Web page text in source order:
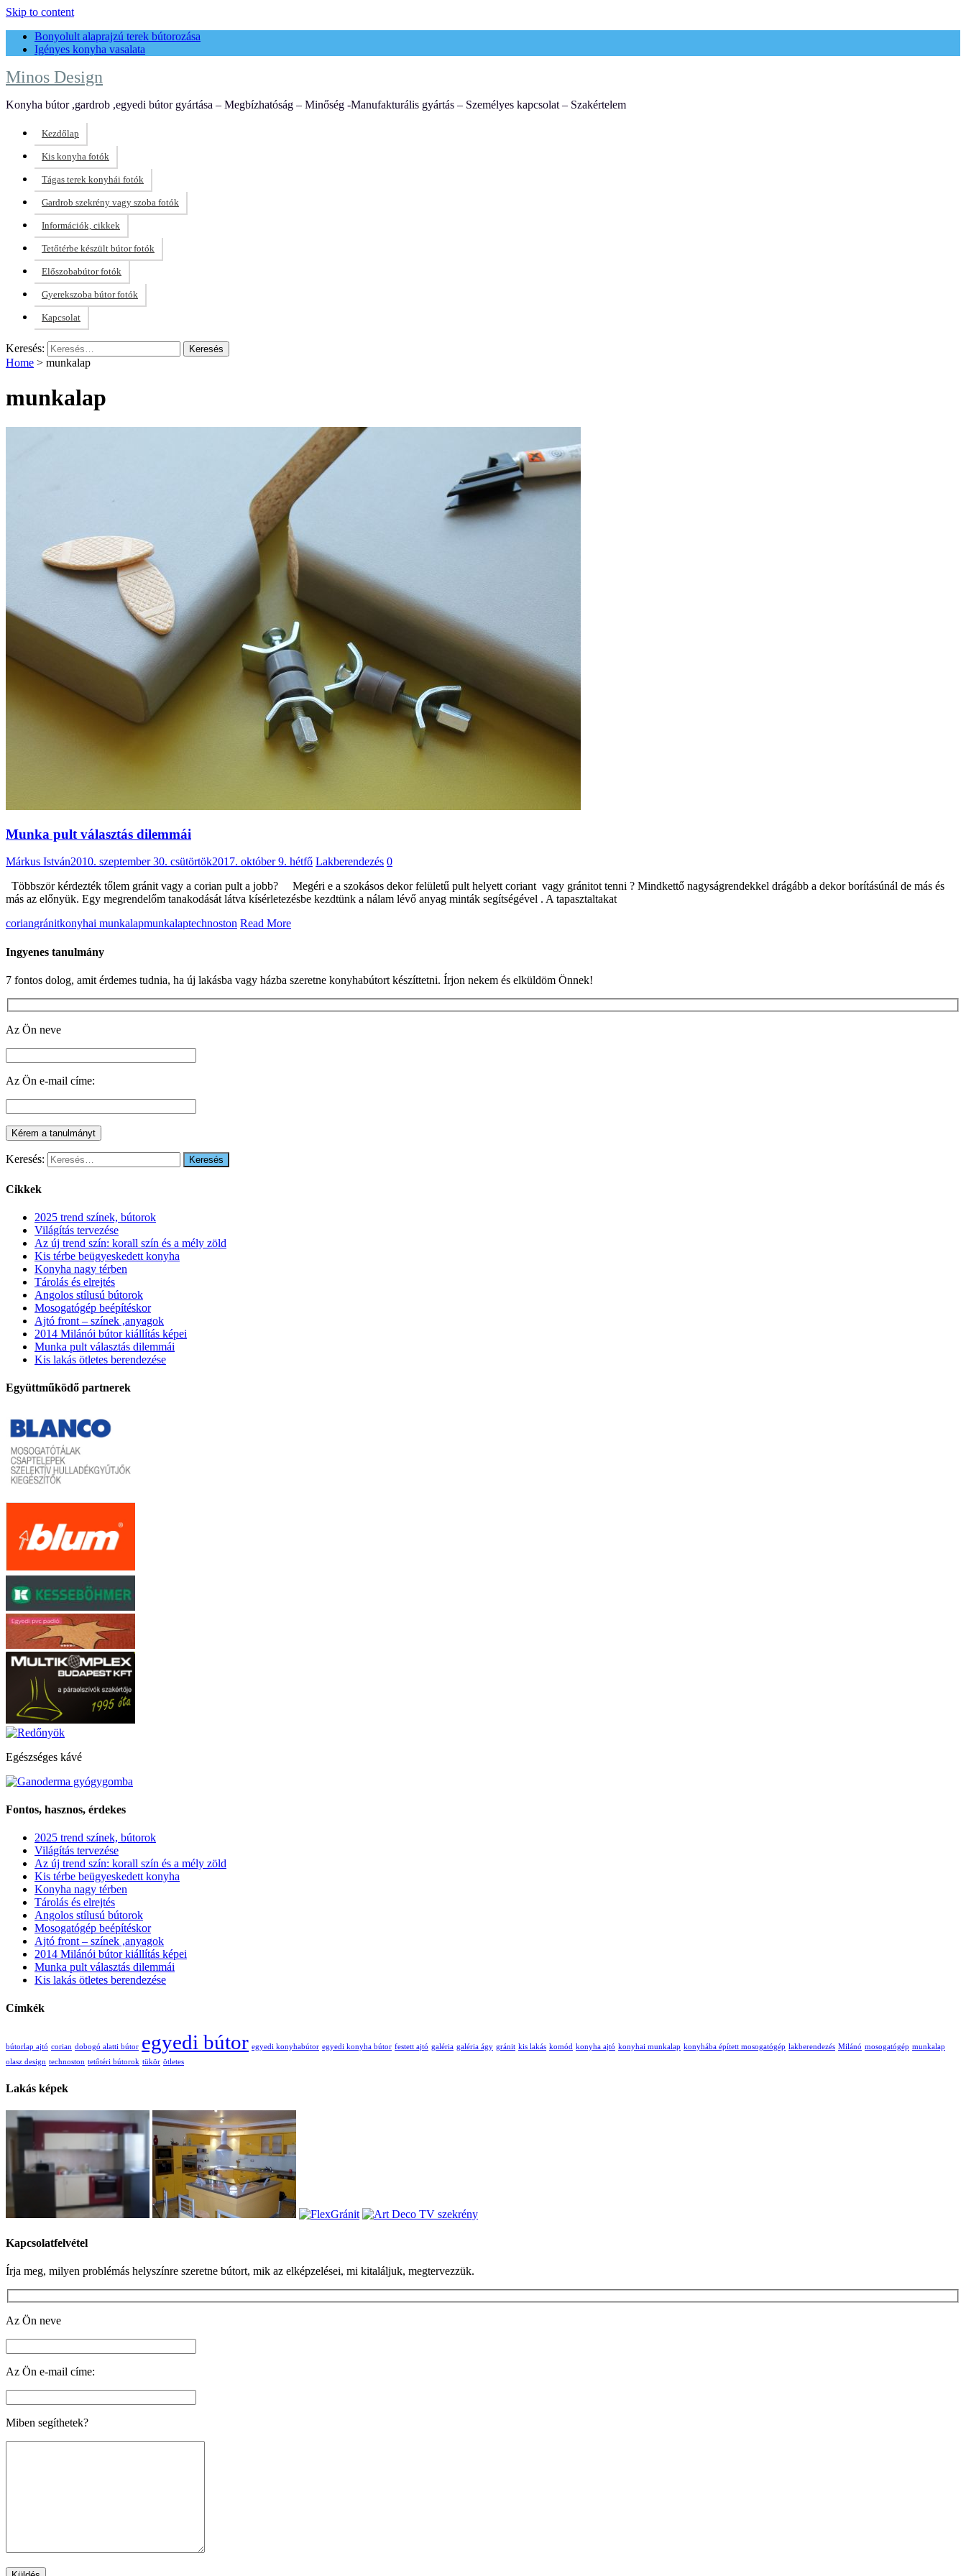
Skip to content
Bonyolult alaprajzú terek bútorozása
Igényes konyha vasalata
Minos Design
Konyha bútor ,gardrob ,egyedi bútor gyártása – Megbízhatóság – Minőség -Manufakturális gyártás – Személyes kapcsolat – Szakértelem
Kezdőlap
Kis konyha fotók
Tágas terek konyhái fotók
Gardrob szekrény vagy szoba fotók
Információk, cikkek
Tetőtérbe készült bútor fotók
Előszobabútor fotók
Gyerekszoba bútor fotók
Kapcsolat
Keresés:
Home > munkalap
munkalap
Munka pult választás dilemmái
Márkus István2010. szeptember 30. csütörtök2017. október 9. hétfő Lakberendezés 0
Többször kérdezték tőlem gránit vagy a corian pult a jobb? Megéri e a szokásos dekor felületű pult helyett coriant vagy gránitot tenni ? Mindkettő nagyságrendekkel drágább a dekor borításúnál de más és
más az előnyük. Egy megrendelőm tanakodását látva kísérletezésbe kezdtünk a nálam lévő anyag minták segítségével . A tapasztaltakat
coriangránitkonyhai munkalapmunkalaptechnoston Read More
Ingyenes tanulmány
7 fontos dolog, amit érdemes tudnia, ha új lakásba vagy házba szeretne konyhabútort készíttetni. Írjon nekem és elküldöm Önnek!
Az Ön neve
Az Ön e-mail címe:
Keresés:
Cikkek
2025 trend színek, bútorok
Világítás tervezése
Az új trend szín: korall szín és a mély zöld
Kis térbe beügyeskedett konyha
Konyha nagy térben
Tárolás és elrejtés
Angolos stílusú bútorok
Mosogatógép beépítéskor
Ajtó front – színek ,anyagok
2014 Milánói bútor kiállítás képei
Munka pult választás dilemmái
Kis lakás ötletes berendezése
Együttműködő partnerek
Egészséges kávé
Fontos, hasznos, érdekes
2025 trend színek, bútorok
Világítás tervezése
Az új trend szín: korall szín és a mély zöld
Kis térbe beügyeskedett konyha
Konyha nagy térben
Tárolás és elrejtés
Angolos stílusú bútorok
Mosogatógép beépítéskor
Ajtó front – színek ,anyagok
2014 Milánói bútor kiállítás képei
Munka pult választás dilemmái
Kis lakás ötletes berendezése
Címkék
bútorlap ajtó corian dobogó alatti bútor egyedi bútor egyedi konyhabútor egyedi konyha bútor festett ajtó galéria galéria ágy gránit kis lakás komód konyha ajtó konyhai munkalap konyhába épített mosogatógép lakberendezés Milánó mosogatógép munkalap
olasz design technoston tetőtéri bútorok tükör ötletes
Lakás képek
Kapcsolatfelvétel
Írja meg, milyen problémás helyszínre szeretne bútort, mik az elképzelései, mi kitaláljuk, megtervezzük.
Az Ön neve
Az Ön e-mail címe:
Miben segíthetek?